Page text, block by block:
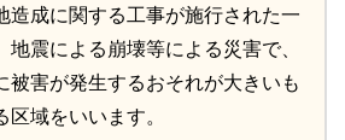
造成に関する工事が施行された一
地震による崩壊等による災害で、
被害が発生するおそれが大きいも
域をいいます。